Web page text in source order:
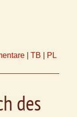
TB PL
des